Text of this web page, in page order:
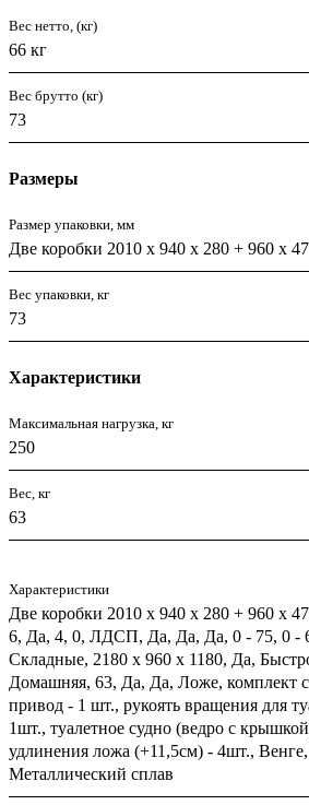
Вес нетто, (кг)
66 кг
Вес брутто (кг)
73
Размеры
Размер упаковки, мм
Две коробки 2010 х 940 х 280 + 960 х
Вес упаковки, кг
73
Характеристики
Максимальная нагрузка, кг
250
Вес, кг
63
Характеристики
Две коробки 2010 х 940 х 280 + 960 х
6, Да, 4, 0, ЛДСП, Да, Да, Да, 0 - 75, 0 -
Складные, 2180 х 960 х 1180, Да,
Домашняя, 63, Да, Да, Ложе, комплект
привод - 1 шт., рукоять вращения для
1шт., туалетное судно (ведро с
удлинения ложа (+11,5см) - 4шт.,
Металлический сплав